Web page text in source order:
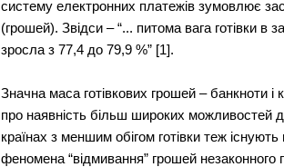
систему електронних платежів зумовлює
(грошей). Звідси – “... питома вага готівки в
зросла з 77,4 до 79,9 %” [1].
Значна маса готівкових грошей – банкноти і
про наявність більш широких можливостей
країнах з меншим обігом готівки теж
феномена “відмивання” грошей